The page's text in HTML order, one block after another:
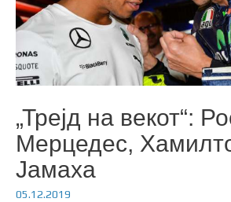
„Трејд на векот“:
Мерцедес,
Јамаха
05.12.2019